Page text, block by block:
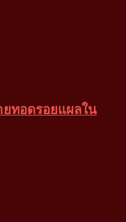
ยทอดรอยแผลใน